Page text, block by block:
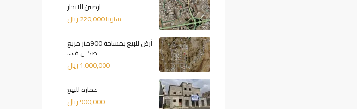
ارضين للايجار
سنويا220,000 ريال
أرض للبيع بمساحة 900متر مربع
صكين ف...
1,000,000 ريال
عمارة للبيع
900,000 ريال